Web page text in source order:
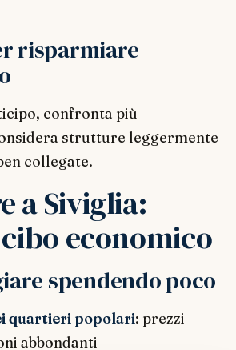
risparmiare
confronta più
strutture leggermente
collegate.
a Siviglia:
economico
spendendo poco
quartieri popolari: prezzi
abbondanti